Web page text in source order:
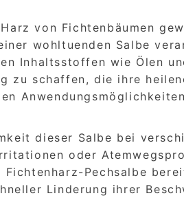
von Fichtenbäumen
wohltuenden Salbe
Inhaltsstoffen wie Ölen
zu schaffen, die ihre
dieser Salbe bei
oder
Pechsalbe
Linderung ihrer